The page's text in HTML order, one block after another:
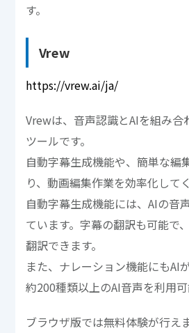
す。
Vrew
https://vrew.ai/ja/
Vrewは、音声認識とAIを組み合
ツールです。
自動字幕生成機能や、簡単な編
り、動画編集作業を効率化して
自動字幕生成機能には、AIの音
ています。字幕の翻訳も可能で
翻訳できます。
また、ナレーション機能にもAI
約200種類以上のAI音声を利用可
ブラウザ版では無料体験が行え